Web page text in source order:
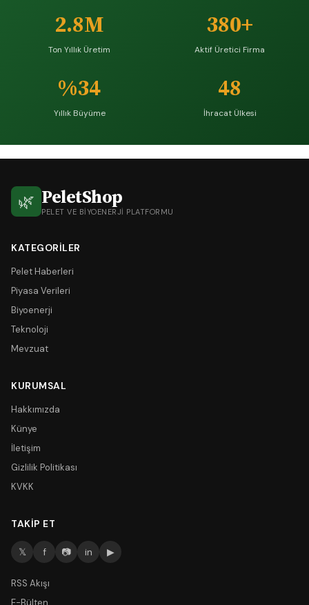
2.8M
Ton Yıllık Üretim
380+
Aktif Üretici Firma
%34
Yıllık Büyüme
48
İhracat Ülkesi
🌿 PeletShop
PELET VE BIYOENERJI PLATFORMU
KATEGORILER
Pelet Haberleri
Piyasa Verileri
Biyoenerji
Teknoloji
Mevzuat
KURUMSAL
Hakkımızda
Künye
İletişim
Gizlilik Politikası
KVKK
TAKIP ET
𝕏 f 📷 in ▶
RSS Akışı
E-Bülten